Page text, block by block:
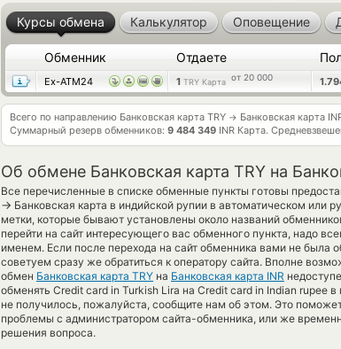
Курсы обмена Калькулятор Оповещение
Обменник Отдаете
Ex-ATM24 1 TRY Карта от 20 000
Всего по направлению Банковская карта TRY → Банковская карта
Суммарный резерв обменников: 9 484 349 INR Карта.
Об обмене Банковская карта TRY на
Все перечисленные в списке обменные пункты готовы
→ Банковская карта в индийской рупии в автоматическом или
метки, которые бывают установлены около названий
перейти на сайт интересующего вас обменного пункта, надо
именем. Если после перехода на сайт обменника вами не была
советуем сразу же обратиться к оператору сайта. Вполне
обмен Банковская карта TRY на Банковская карта INR
обменять Credit card in Turkish Lira на Credit card in Indian rupee
не получилось, пожалуйста, сообщите нам об этом. Это
проблемы с администратором сайта-обменника, или же
решения вопроса.